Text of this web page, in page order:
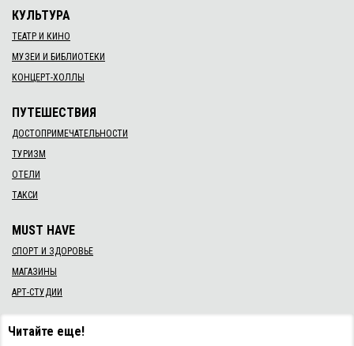
КУЛЬТУРА
ТЕАТР И КИНО
МУЗЕИ И БИБЛИОТЕКИ
КОНЦЕРТ-ХОЛЛЫ
ПУТЕШЕСТВИЯ
ДОСТОПРИМЕЧАТЕЛЬНОСТИ
ТУРИЗМ
ОТЕЛИ
ТАКСИ
MUST HAVE
СПОРТ И ЗДОРОВЬЕ
МАГАЗИНЫ
АРТ-СТУДИИ
Читайте еще!